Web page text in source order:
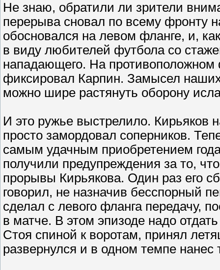
Не знаю, обратили ли зрители
перерыва сновал по всему фронту
обосновался на левом фланге, и,
в виду любителей футбола со
нападающего. На противоположном
фиксировал Карпин. Замысел
можно шире растянуть оборону
И это ружье выстрелило. Кирьяков
просто замордовал соперников.
самым удачным приобретением
получили предупреждения за то,
прорывы Кирьякова. Один раз его
говорил, не назначив бесспорный
сделал с левого фланга передачу,
в матче. В этом эпизоде надо
Стоя спиной к воротам, принял
развернулся и в одном темпе нанес